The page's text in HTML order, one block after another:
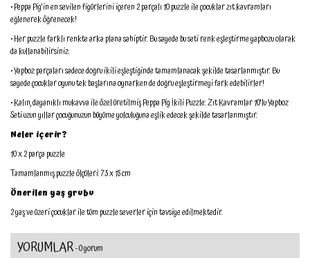
• Peppa Pig'in en sevilen figürlerini içeren 2 parçalı 10 puzzle ile çocuklar zıt kavramları
eğlenerek öğrenecek!
• Her puzzle farklı renkte arka plana sahiptir. Bu sayede bu seti renk eşleştirme yapbozu olarak
da kullanabilirsiniz.
• Yapboz parçaları sadece doğru ikili eşleştiğinde tamamlanacak şekilde tasarlanmıştır. Bu
sayede çocuklar oyunu tek başlarına oynarken de doğru eşleştirmeyi fark edebilirler!
• Kalın, dayanıklı mukavva ile özel üretilmiş Peppa Pig İkili Puzzle: Zıt Kavramlar 10'lu Yapboz
Seti uzun yıllar çocuğunuzun büyüme yolculuğuna eşlik edecek şekilde tasarlanmıştır.
Neler içerir?
10 x 2 parça puzzle
Tamamlanmış puzzle ölçüleri: 7.5 x 15 cm
Önerilen yaş grubu
2 yaş ve üzeri çocuklar ile tüm puzzle severler için tavsiye edilmektedir.
YORUMLAR- 0 yorum